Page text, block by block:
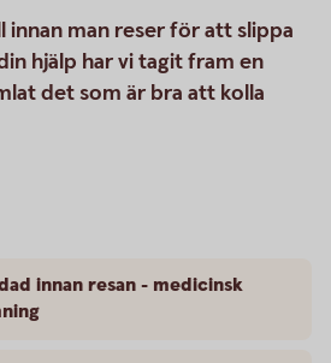
innan man reser för att slippa
hjälp har vi tagit fram en
det som är bra att kolla
innan resan - medicinsk